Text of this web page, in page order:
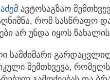
ავტოსაგზაო
რომ სასწრაფო
არ უნდა იყოს
სამძიმარი
შემთხვევა,